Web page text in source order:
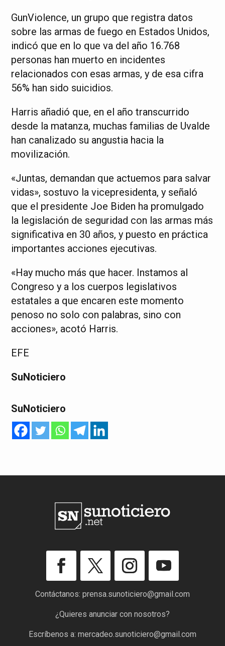
GunViolence, un grupo que registra datos
sobre las armas de fuego en Estados Unidos,
indicó que en lo que va del año 16.768
personas han muerto en incidentes
relacionados con esas armas, y de esa cifra
56% han sido suicidios.
Harris añadió que, en el año transcurrido
desde la matanza, muchas familias de Uvalde
han canalizado su angustia hacia la
movilización.
«Juntas, demandan que actuemos para salvar
vidas», sostuvo la vicepresidenta, y señaló
que el presidente Joe Biden ha promulgado
la legislación de seguridad con las armas más
significativa en 30 años, y puesto en práctica
importantes acciones ejecutivas.
«Hay mucho más que hacer. Instamos al
Congreso y a los cuerpos legislativos
estatales a que encaren este momento
penoso no solo con palabras, sino con
acciones», acotó Harris.
EFE
SuNoticiero
SuNoticiero
Contáctanos: prensa.sunoticiero@gmail.com
¿Quieres anunciar con nosotros?
Escríbenos a: mercadeo.sunoticiero@gmail.com